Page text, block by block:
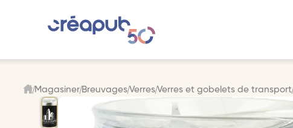
Magasiner Breuvages Verres Verres et gobelets de transport